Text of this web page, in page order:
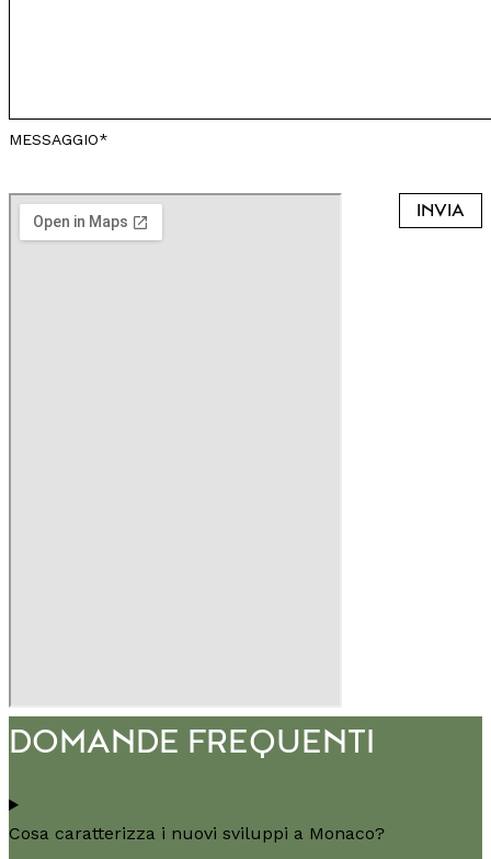
MESSAGGIO*
DOMANDE FREQUENTI
Cosa caratterizza i nuovi sviluppi a Monaco?